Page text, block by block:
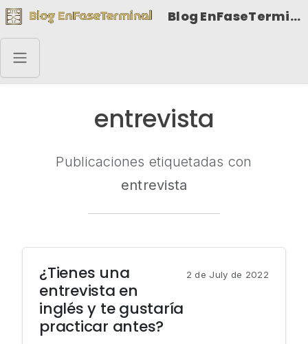
Blog EnFaseTerminal
entrevista
Publicaciones etiquetadas con
entrevista
¿Tienes una
entrevista en
inglés y te gustaría
practicar antes?
2 de July de 2022